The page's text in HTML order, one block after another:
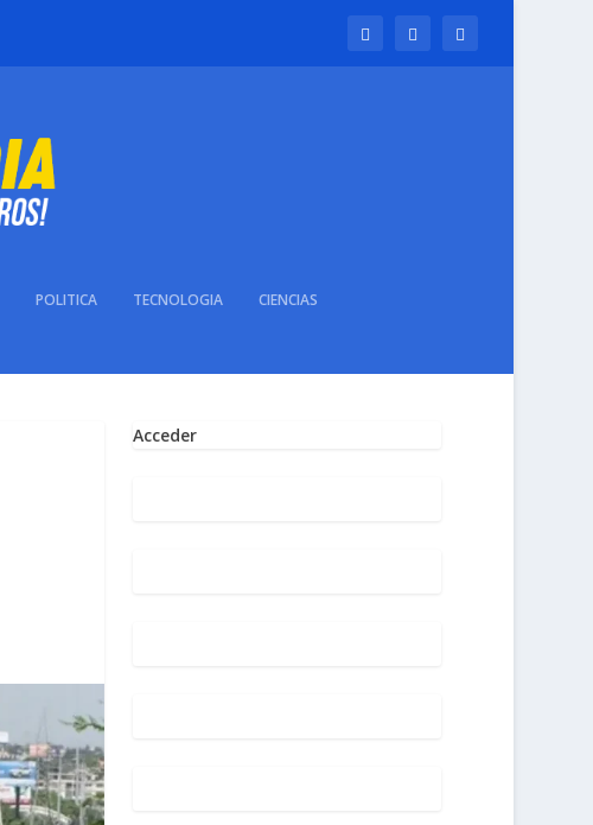
POLITICA TECNOLOGIA CIENCIAS
Acceder